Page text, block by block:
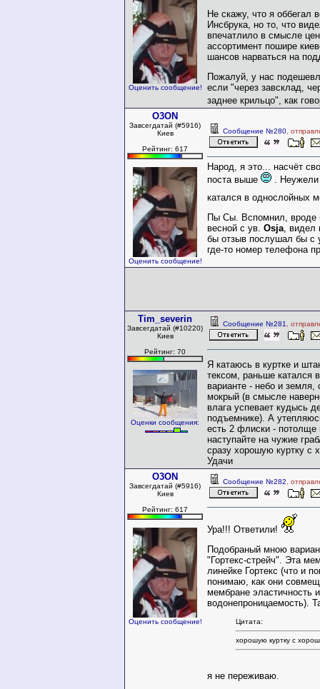
Оценить сообщение!
Не скажу, что я оббегал
Инсбрука, но то, что
впечатлило в смысле
ассортимент пошире
шансов нарваться на
Пожалуй, у нас
если "через завсклад,
заднее крильцо", как
O3ON
Завсегдатай (#5916)
Киев
Рейтинг: 617
Оценить сообщение!
Сообщение №280 ,
Народ, я это... насчёт
поста выше
. Неужели
катался в однослойных
Пы Сы. Вспомнил, вроде
весной с ув. Osja, видел
бы отзыв послушал бы с
где-то номер телефона
Tim_severin
Завсегдатай (#10220)
Киев
Рейтинг: 70
Оценки сообщения:
Сообщение №281 ,
Я катаюсь в куртке и
тексом, раньше катался
варианте - небо и земля,
мокрый (в смысле
влага успевает кудысь
подъемнике). А
есть 2 флиски - потолще
наступайте на чужие
сразу хорошую куртку с
Удачи
O3ON
Завсегдатай (#5916)
Киев
Рейтинг: 617
Оценить сообщение!
Сообщение №282 ,
Ура!!! Ответили!
Подобраный мною
"Гортекс-стрейч". Эта
линейке Гортекс (что и
понимаю, как они
мембране эластичность и
водонепроницаемость).
Цитата:
хорошую куртку с
я не переживаю.